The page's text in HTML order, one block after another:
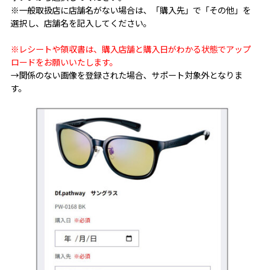
※一般取扱店に店舗名がない場合は、「購入先」で「その他」を
選択し、店舗名を記入してください。
※レシートや領収書は、購入店舗と購入日がわかる状態でアップ
ロードをお願いいたします。
→関係のない画像を登録された場合、サポート対象外となりま
す。